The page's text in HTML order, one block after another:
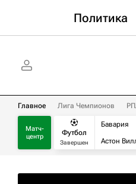
Политика
Главное Лига Чемпионов
Матч-
центр
Футбол
Завершен
Бавария
Астон